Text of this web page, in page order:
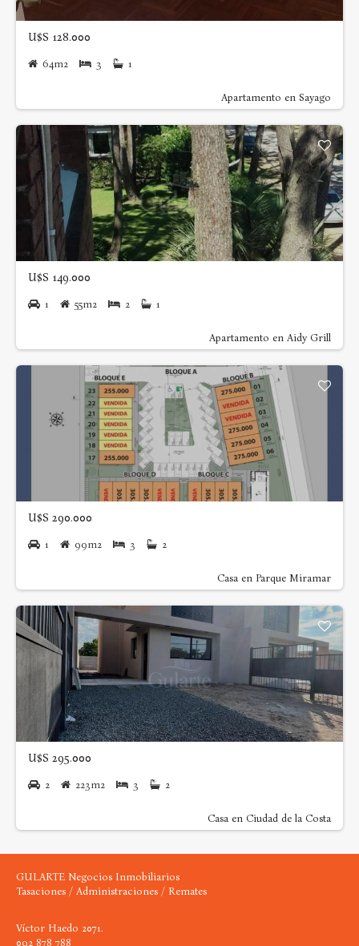
U$S 128.000
64m2 3 1
Apartamento en Sayago
U$S 149.000
1 55m2 2 1
Apartamento en Aidy Grill
U$S 290.000
1 99m2 3 2
Casa en Parque Miramar
U$S 295.000
2 223m2 3 2
Casa en Ciudad de la Costa
GULARTE Negocios Inmobiliarios
Tasaciones / Administraciones / Remates
Víctor Haedo 2071.
092 878 788